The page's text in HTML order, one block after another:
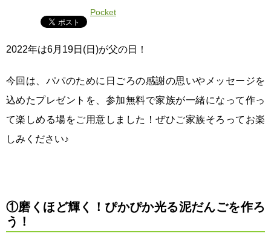
Pocket
2022年は6月19日(日)が父の日！
今回は、パパのために日ごろの感謝の思いやメッセージを
込めたプレゼントを、参加無料で家族が一緒になって作っ
て楽しめる場をご用意しました！ぜひご家族そろってお楽
しみください♪
①磨くほど輝く！ぴかぴか光る泥だんごを作ろ
う！